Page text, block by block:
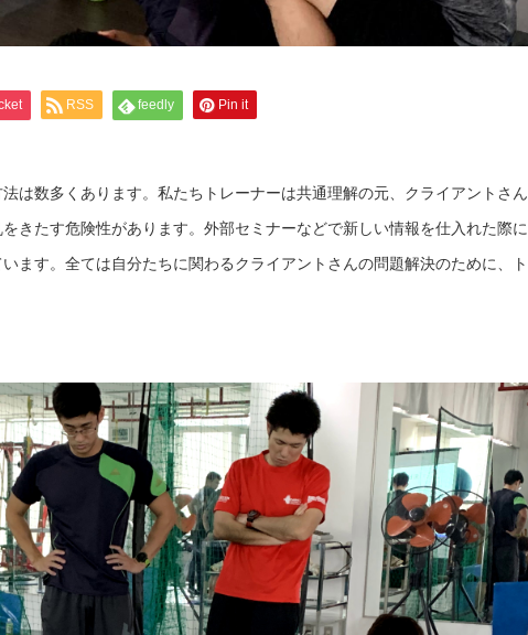
RSS feedly Pin it
は数多くあります。私たちトレーナーは共通理解の元、クライアントさん
きたす危険性があります。外部セミナーなどで新しい情報を仕入れた際に
ます。全ては自分たちに関わるクライアントさんの問題解決のために、ト